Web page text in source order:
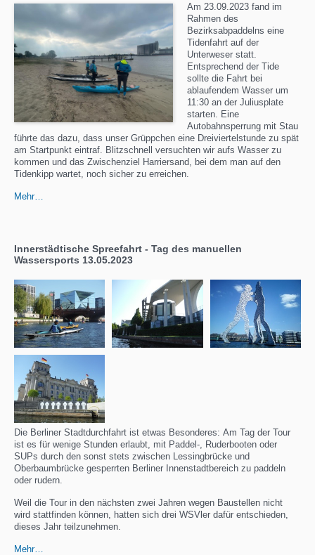
Am 23.09.2023 fand im
Rahmen des
Bezirksabpaddelns eine
Tidenfahrt auf der
Unterweser statt.
Entsprechend der Tide
sollte die Fahrt bei
ablaufendem Wasser um
11:30 an der Juliusplate
starten. Eine
Autobahnsperrung mit Stau
führte das dazu, dass unser Grüppchen eine Dreiviertelstunde zu spät
am Startpunkt eintraf. Blitzschnell versuchten wir aufs Wasser zu
kommen und das Zwischenziel Harriersand, bei dem man auf den
Tidenkipp wartet, noch sicher zu erreichen.
Mehr…
Innerstädtische Spreefahrt - Tag des manuellen
Wassersports 13.05.2023
Die Berliner Stadtdurchfahrt ist etwas Besonderes: Am Tag der Tour
ist es für wenige Stunden erlaubt, mit Paddel-, Ruderbooten oder
SUPs durch den sonst stets zwischen Lessingbrücke und
Oberbaumbrücke gesperrten Berliner Innenstadtbereich zu paddeln
oder rudern.
Weil die Tour in den nächsten zwei Jahren wegen Baustellen nicht
wird stattfinden können, hatten sich drei WSVler dafür entschieden,
dieses Jahr teilzunehmen.
Mehr…